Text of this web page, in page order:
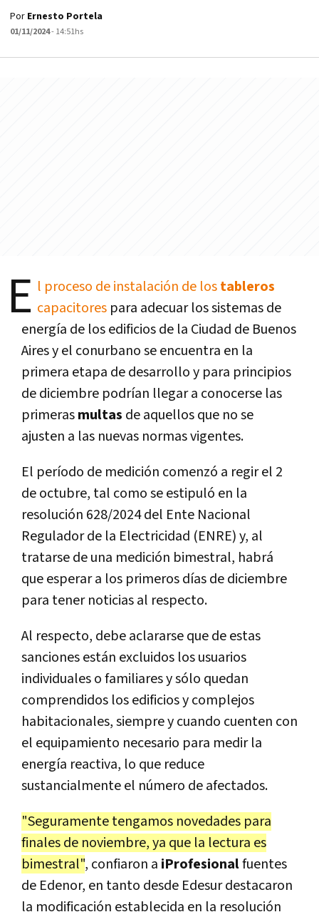
Por Ernesto Portela
01/11/2024- 14:51hs
E l proceso de instalación de lostableros
capacitores para adecuar los sistemas de
energía de los edificios de la Ciudad de Buenos
Aires y el conurbano se encuentra en la
primera etapa de desarrollo y para principios
de diciembre podrían llegar a conocerse las
primerasmultas de aquellos que no se
ajusten a las nuevas normas vigentes.
El período de medición comenzó a regir el 2
de octubre, tal como se estipuló en la
resolución 628/2024 del Ente Nacional
Regulador de la Electricidad (ENRE) y, al
tratarse de una medición bimestral, habrá
que esperar a los primeros días de diciembre
para tener noticias al respecto.
Al respecto, debe aclararse que de estas
sanciones están excluidos los usuarios
individuales o familiares y sólo quedan
comprendidos los edificios y complejos
habitacionales, siempre y cuando cuenten con
el equipamiento necesario para medir la
energía reactiva, lo que reduce
sustancialmente el número de afectados.
"Seguramente tengamos novedades para
finales de noviembre, ya que la lectura es
bimestral", confiaron a iProfesionalfuentes
de Edenor, en tanto desde Edesur destacaron
la modificación establecida en la resolución